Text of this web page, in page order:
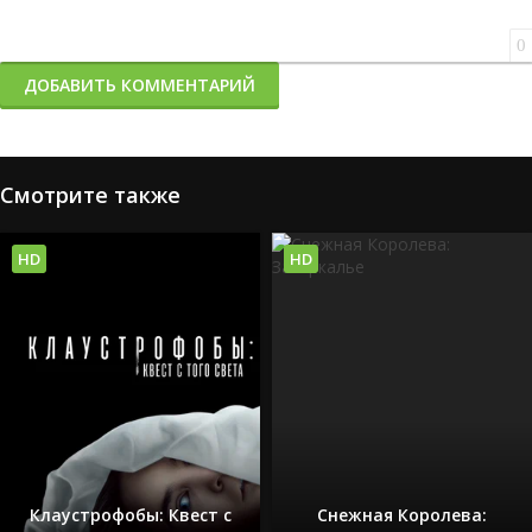
0
ДОБАВИТЬ КОММЕНТАРИЙ
Смотрите также
Клаустрофобы: Квест с
HD
Снежная Королева:
HD